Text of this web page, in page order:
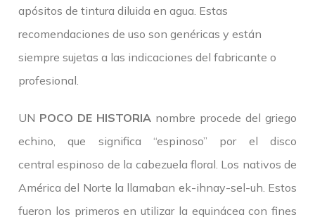
apósitos de tintura diluida en agua. Estas
recomendaciones de uso son genéricas y están
siempre sujetas a las indicaciones del fabricante o
profesional.
UN POCO DE HISTORIA nombre procede del griego
echino, que significa “espinoso” por el disco
central espinoso de la cabezuela floral. Los nativos de
América del Norte la llamaban ek-ihnay-sel-uh. Estos
fueron los primeros en utilizar la equinácea con fines